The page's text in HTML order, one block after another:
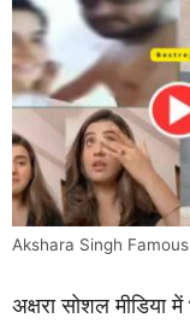
Akshara Singh
अक्षरा सोशल मीडिया